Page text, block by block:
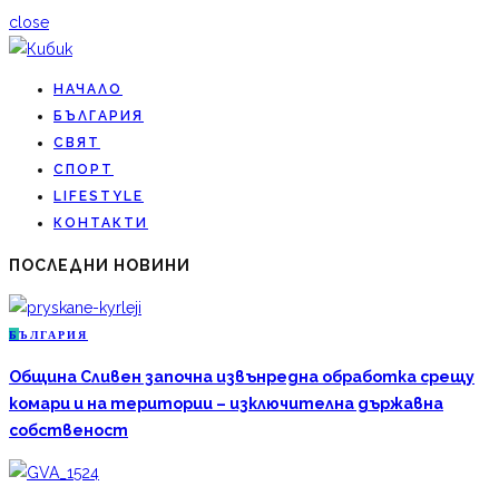
close
НАЧАЛО
БЪЛГАРИЯ
СВЯТ
СПОРТ
LIFESTYLE
КОНТАКТИ
ПОСЛЕДНИ НОВИНИ
Б ЪЛГАРИЯ
Община Сливен започна извънредна обработка срещу
комари и на територии – изключителна държавна
собственост